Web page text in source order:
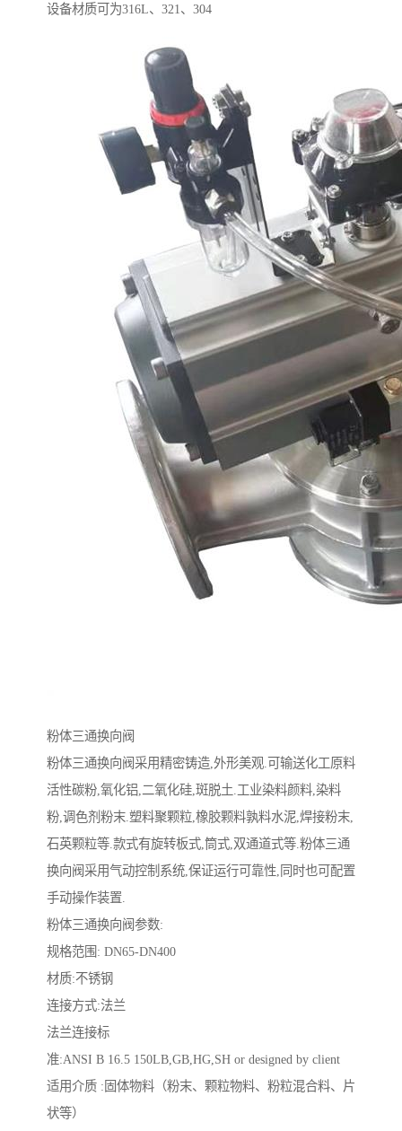
设备材质可为316L、321、304
粉体三通换向阀
粉体三通换向阀采用精密铸造,外形美观.可输送化工原料
活性碳粉,氧化铝,二氧化硅,斑脱土.工业染料颜料,染料
粉,调色剂粉末.塑料聚颗粒,橡胶颗料孰料水泥,焊接粉末,
石英颗粒等.款式有旋转板式,筒式,双通道式等.粉体三通
换向阀采用气动控制系统,保证运行可靠性,同时也可配置
手动操作装置.
粉体三通换向阀参数:
规格范围: DN65-DN400
材质:不锈钢
连接方式:法兰
法兰连接标
准:ANSI B 16.5 150LB,GB,HG,SH or designed by client
适用介质 :固体物料（粉末、颗粒物料、粉粒混合料、片
状等）